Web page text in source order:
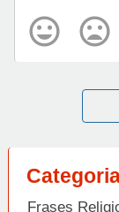
Frases